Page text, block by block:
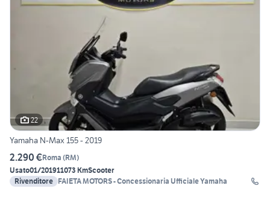
22
Yamaha N-Max 155 - 2019
2.290 €Roma (RM)
Usato01/201911073 KmScooter
Rivenditore FAIETA MOTORS - Concessionaria Ufficiale Yamaha